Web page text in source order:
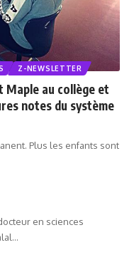
Z-NEWSLETTER
Maple au collège et
notes du système
Plus les enfants sont
en sciences